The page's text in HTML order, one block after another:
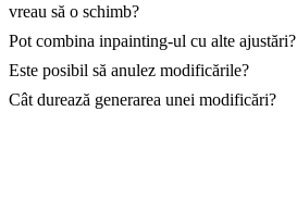
vreau să o schimb?
Pot combina inpainting-ul cu alte ajustări?
Este posibil să anulez modificările?
Cât durează generarea unei modificări?